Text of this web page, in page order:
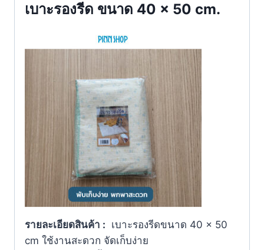
เบาะรองรีด ขนาด 40 × 50 cm.
รายละเอียดสินค้า : เบาะรองรีดขนาด 40 × 50
cm ใช้งานสะดวก จัดเก็บง่าย